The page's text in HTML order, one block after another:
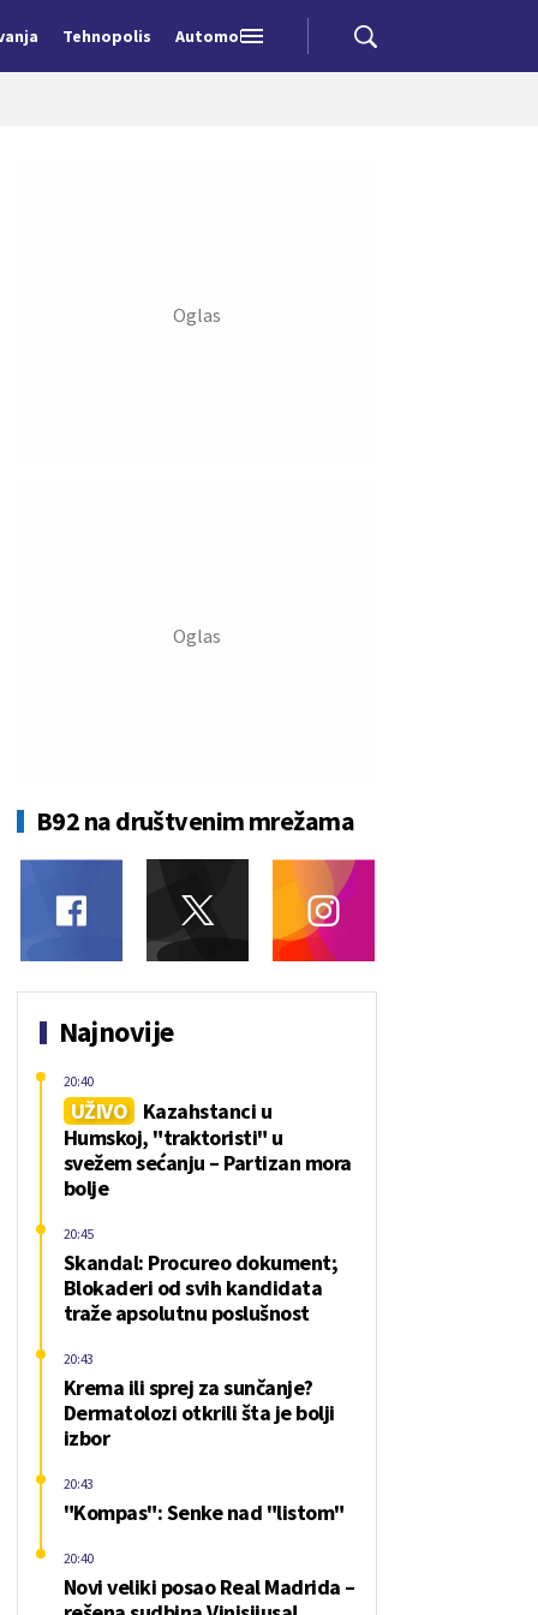
Tehnopolis Automobili
B92 na društvenim mrežama
Najnovije
UŽIVO
Kazahstanci u
Humskoj, "traktoristi" u
svežem sećanju – Partizan mora
bolje
20:40
Skandal: Procureo dokument;
Blokaderi od svih kandidata
traže apsolutnu poslušnost
20:45
Krema ili sprej za sunčanje?
Dermatolozi otkrili šta je bolji
izbor
20:43
"Kompas": Senke nad "listom"
20:43
Novi veliki posao Real Madrida –
20:40